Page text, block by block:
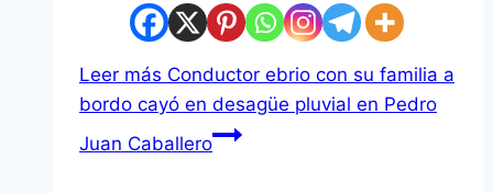
Leer más Conductor ebrio con su familia a
bordo cayó en desagüe pluvial en Pedro
Juan Caballero